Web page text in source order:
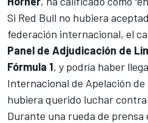
Si Red Bull no hubiera
federación internacional, el
Panel de Adjudicación de
Fórmula 1, y podría haber
Internacional de Apelación de
hubiera querido luchar
Durante una rueda de prensa